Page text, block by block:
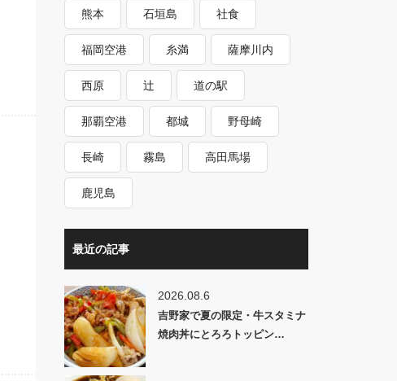
熊本 石垣島 社食
福岡空港 糸満 薩摩川内
西原 辻 道の駅
那覇空港 都城 野母崎
長崎 霧島 高田馬場
鹿児島
最近の記事
2026.08.6
吉野家で夏の限定・牛スタミナ
焼肉丼にとろろトッピン…